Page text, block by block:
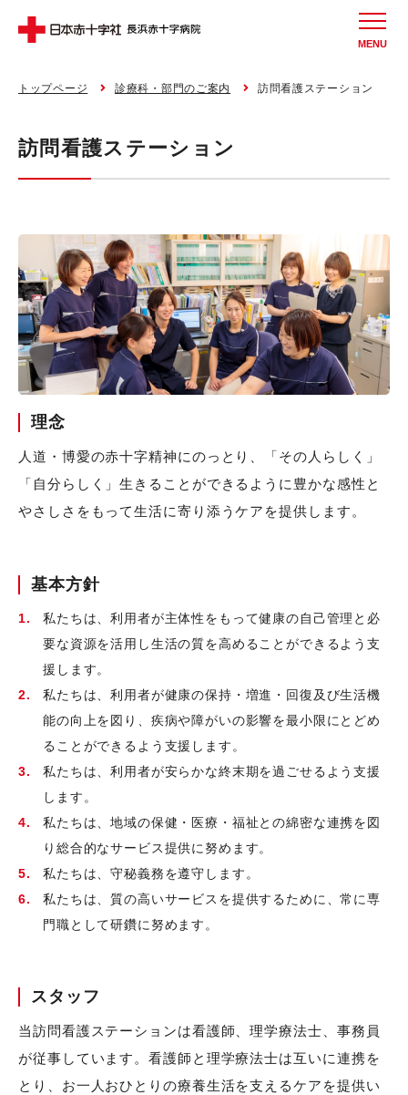
MENU
トップページ 診療科・部門のご案内 訪問看護ステーション
訪問看護ステーション
理念
人道・博愛の赤十字精神にのっとり、「その人らしく」
「自分らしく」生きることができるように豊かな感性と
やさしさをもって生活に寄り添うケアを提供します。
基本方針
私たちは、利用者が主体性をもって健康の自己管理と必
要な資源を活用し生活の質を高めることができるよう支
援します。
私たちは、利用者が健康の保持・増進・回復及び生活機
能の向上を図り、疾病や障がいの影響を最小限にとどめ
ることができるよう支援します。
私たちは、利用者が安らかな終末期を過ごせるよう支援
します。
私たちは、地域の保健・医療・福祉との綿密な連携を図
り総合的なサービス提供に努めます。
私たちは、守秘義務を遵守します。
私たちは、質の高いサービスを提供するために、常に専
門職として研鑽に努めます。
スタッフ
当訪問看護ステーションは看護師、理学療法士、事務員
が従事しています。看護師と理学療法士は互いに連携を
とり、お一人おひとりの療養生活を支えるケアを提供い